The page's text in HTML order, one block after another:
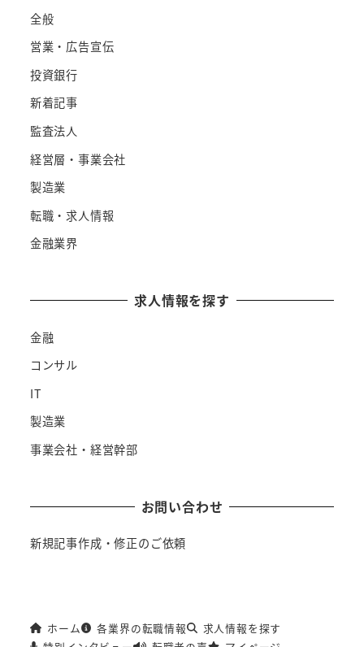
全般
営業・広告宣伝
投資銀行
新着記事
監査法人
経営層・事業会社
製造業
転職・求人情報
金融業界
求人情報を探す
金融
コンサル
IT
製造業
事業会社・経営幹部
お問い合わせ
新規記事作成・修正のご依頼
ホーム 各業界の転職情報
求人情報を探す